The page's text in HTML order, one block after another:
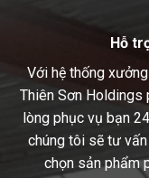
Hỗ
Với hệ thống
Thiên Sơn Holdings
lòng phục vụ bạn
chúng tôi sẽ tư
chọn sản phẩm